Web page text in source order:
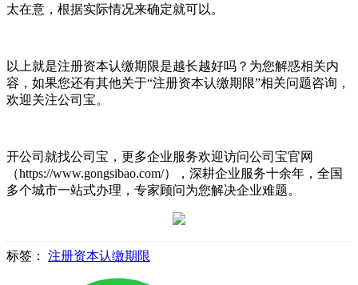
太在意，根据实际情况来确定就可以。
以上就是注册资本认缴期限是越长越好吗？为您解惑相关内
容，如果您还有其他关于“注册资本认缴期限”相关问题咨询，
欢迎关注公司宝。
开公司就找公司宝，更多企业服务欢迎访问公司宝官网
（https://www.gongsibao.com/），深耕企业服务十余年，全国
多个城市一站式办理，专家顾问为您解决企业难题。
标签： 注册资本认缴期限